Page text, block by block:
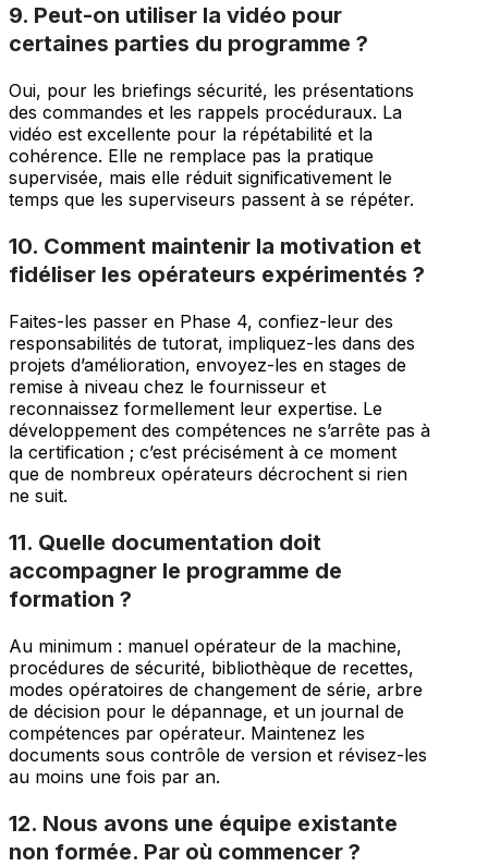
9. Peut-on utiliser la vidéo pour
certaines parties du programme ?
Oui, pour les briefings sécurité, les présentations
des commandes et les rappels procéduraux. La
vidéo est excellente pour la répétabilité et la
cohérence. Elle ne remplace pas la pratique
supervisée, mais elle réduit significativement le
temps que les superviseurs passent à se répéter.
10. Comment maintenir la motivation et
fidéliser les opérateurs expérimentés ?
Faites-les passer en Phase 4, confiez-leur des
responsabilités de tutorat, impliquez-les dans des
projets d’amélioration, envoyez-les en stages de
remise à niveau chez le fournisseur et
reconnaissez formellement leur expertise. Le
développement des compétences ne s’arrête pas à
la certification ; c’est précisément à ce moment
que de nombreux opérateurs décrochent si rien
ne suit.
11. Quelle documentation doit
accompagner le programme de
formation ?
Au minimum : manuel opérateur de la machine,
procédures de sécurité, bibliothèque de recettes,
modes opératoires de changement de série, arbre
de décision pour le dépannage, et un journal de
compétences par opérateur. Maintenez les
documents sous contrôle de version et révisez-les
au moins une fois par an.
12. Nous avons une équipe existante
non formée. Par où commencer ?